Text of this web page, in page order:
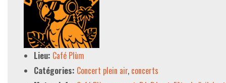
AMI·ES ARTISTES
LE PROJET DE TERRITOIRE
LE CAFÉ/RESTO
LES FORMULES
Lieu: Café Plùm
Catégories: Concert plein air, concerts